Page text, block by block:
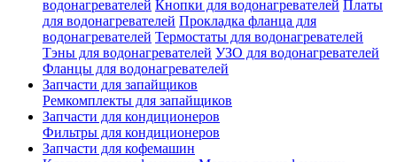
водонагревателей Кнопки для водонагревателей Платы
для водонагревателей Прокладка фланца для
водонагревателей Термостаты для водонагревателей
Тэны для водонагревателей УЗО для водонагревателей
Фланцы для водонагревателей
Запчасти для запайщиков
Ремкомплекты для запайщиков
Запчасти для кондиционеров
Фильтры для кондиционеров
Запчасти для кофемашин